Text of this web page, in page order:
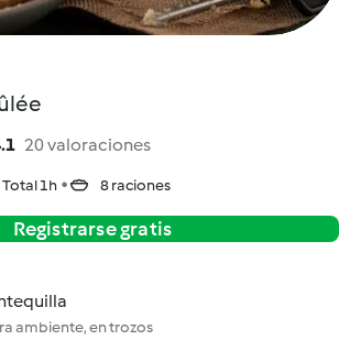
20 valoraciones
Total 1h 8 raciones
Registrarse gratis
ambiente, en trozos